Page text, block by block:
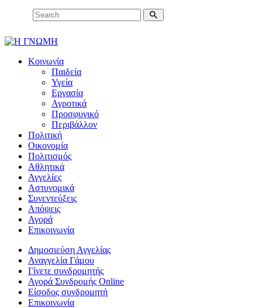
Κοινωνία
Παιδεία
Υγεία
Εργασία
Αγροτικά
Προσφυγικό
Περιβάλλον
Πολιτική
Οικονομία
Πολιτισμός
Αθλητικά
Αγγελίες
Αστυνομικά
Συνεντεύξεις
Απόψεις
Αγορά
Επικοινωνία
Δημοσιεύση Αγγελίας
Αναγγελία Γάμου
Γίνετε συνδρομητής
Αγορά Συνδρομής Online
Είσοδος συνδρομητή
Επικοινωνία